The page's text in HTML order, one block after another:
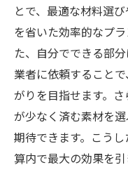
とで、最適な材料選
を省いた効率的なプ
た、自分でできる部
業者に依頼すること
がりを目指せます。
が少なく済む素材を
期待できます。こう
算内で最大の効果を引